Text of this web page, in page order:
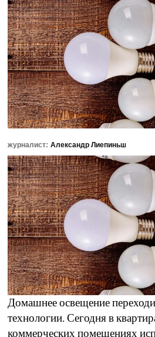
журналист: Александр Лиепиньш
Домашнее освещение
технологии. Сегодня в
коммерческих помещениях